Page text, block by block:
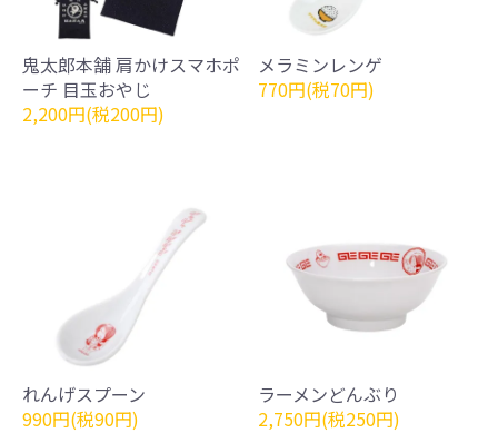
鬼太郎本舗 肩かけスマホポ
ーチ 目玉おやじ
2,200円(税200円)
メラミンレンゲ
770円(税70円)
れんげスプーン
990円(税90円)
ラーメンどんぶり
2,750円(税250円)